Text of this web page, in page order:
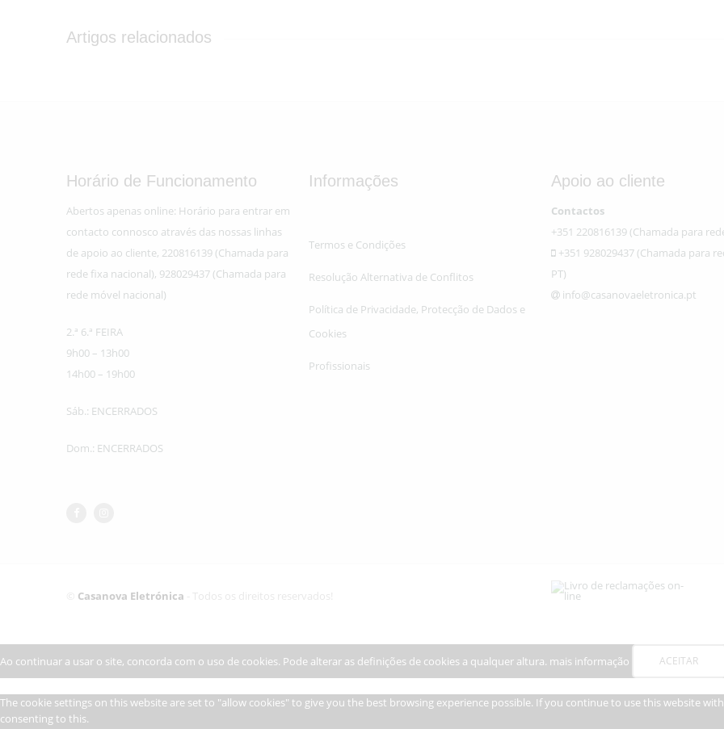
Artigos relacionados
Horário de Funcionamento
Abertos apenas online: Horário para entrar em
contacto connosco através das nossas linhas
de apoio ao cliente, 220816139 (Chamada para
rede fixa nacional), 928029437 (Chamada para
rede móvel nacional)
2.ª 6.ª FEIRA
9h00 – 13h00
14h00 – 19h00
Sáb.: ENCERRADOS
Dom.: ENCERRADOS
Informações
Termos e Condições
Resolução Alternativa de Conflitos
Política de Privacidade, Protecção de Dados e
Cookies
Profissionais
Apoio ao cliente
Contactos
+351 220816139 (Chamada para
+351 928029437 (Chamada para
PT)
info@casanovaeletronica.pt
Casanova Eletrónica - Todos os direitos reservados!
Ao continuar a usar o site, concorda com o uso de cookies. Pode alterar as definições de cookies a qualquer altura. mais informação ACEITAR
The cookie settings on this website are set to "allow cookies" to give you the best browsing experience possible. If you continue to use this website
consenting to this.